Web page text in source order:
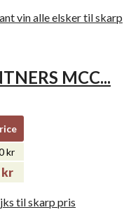
MCC...
kr
kr